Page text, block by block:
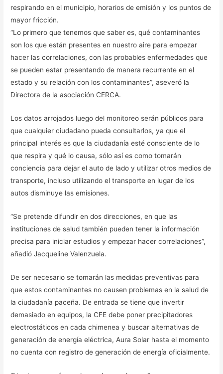
respirando en el municipio, horarios de emisión y los puntos de
mayor fricción.
“Lo primero que tenemos que saber es, qué contaminantes
son los que están presentes en nuestro aire para empezar
hacer las correlaciones, con las probables enfermedades que
se pueden estar presentando de manera recurrente en el
estado y su relación con los contaminantes”, aseveró la
Directora de la asociación CERCA.
Los datos arrojados luego del monitoreo serán públicos para
que cualquier ciudadano pueda consultarlos, ya que el
principal interés es que la ciudadanía esté consciente de lo
que respira y qué lo causa, sólo así es como tomarán
conciencia para dejar el auto de lado y utilizar otros medios de
transporte, incluso utilizando el transporte en lugar de los
autos disminuye las emisiones.
“Se pretende difundir en dos direcciones, en que las
instituciones de salud también pueden tener la información
precisa para iniciar estudios y empezar hacer correlaciones”,
añadió Jacqueline Valenzuela.
De ser necesario se tomarán las medidas preventivas para
que estos contaminantes no causen problemas en la salud de
la ciudadanía paceña. De entrada se tiene que invertir
demasiado en equipos, la CFE debe poner precipitadores
electrostáticos en cada chimenea y buscar alternativas de
generación de energía eléctrica, Aura Solar hasta el momento
no cuenta con registro de generación de energía oficialmente.